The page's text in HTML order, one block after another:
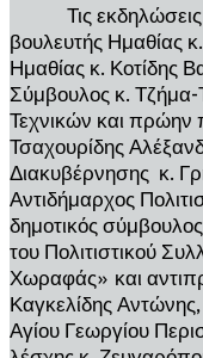
Τις εκδηλώσεις
βουλευτής Ημαθίας
Ημαθίας κ. Κοτίδης
Σύμβουλος κ.
Τεχνικών και πρώην
Τσαχουρίδης
Διακυβέρνησης κ.
Αντιδήμαρχος
δημοτικός
του Πολιτιστικού
Χωραφάς» και
Καγκελίδης
Αγίου Γεωργίου